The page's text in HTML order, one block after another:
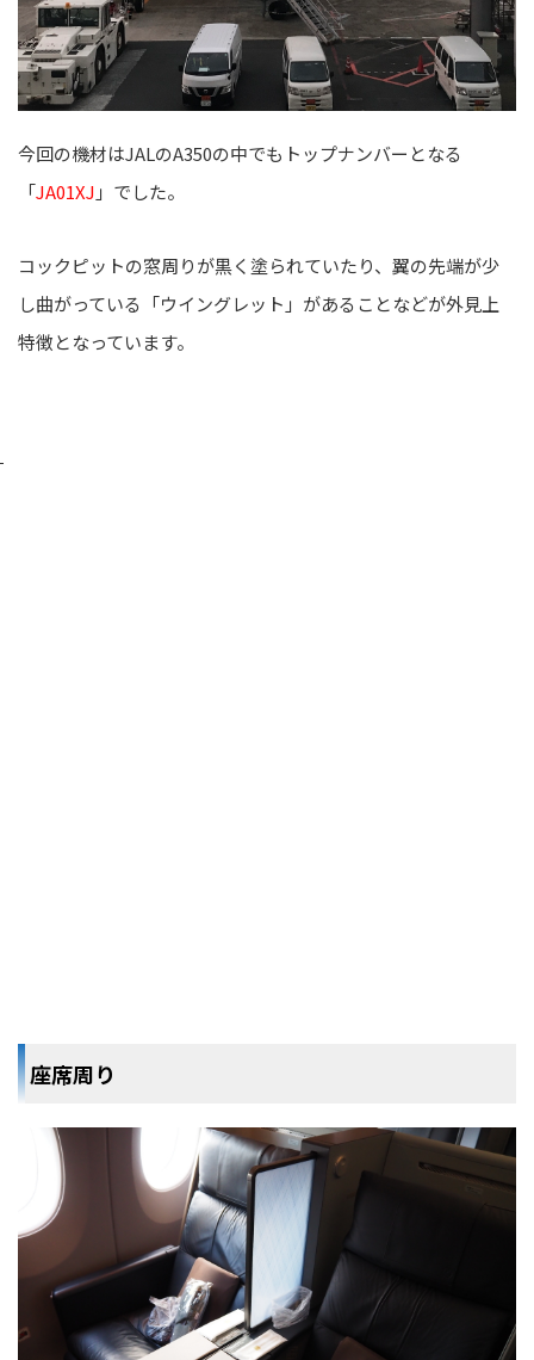
今回の機材はJALのA350の中でもトップナンバーとなる
「JA01XJ 」でした。
コックピットの窓周りが黒く塗られていたり、翼の先端が少
し曲がっている「ウイングレット」があることなどが外見上
特徴となっています。
座席周り